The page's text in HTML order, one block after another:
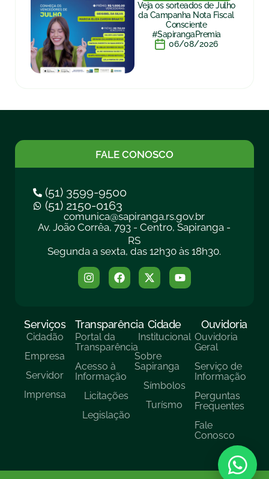
Veja os sorteados de Julho
da Campanha Nota Fiscal
Consciente
#SapirangaPremia
06/08/2026
FALE CONOSCO
(51) 3599-9500
(51) 2150-0163
comunica@sapiranga.rs.gov.br
Av. João Corrêa, 793 - Centro, Sapiranga -
RS
Segunda a sexta, das 12h30 às 18h30.
Serviços
Cidadão
Empresa
Servidor
Imprensa
Transparência
Portal da
Transparência
Acesso à
Informação
Licitações
Legislação
Cidade
Institucional
Sobre
Sapiranga
Símbolos
Turísmo
Ouvidoria
Ouvidoria
Geral
Serviço de
Informação
Perguntas
Frequentes
Fale
Conosco